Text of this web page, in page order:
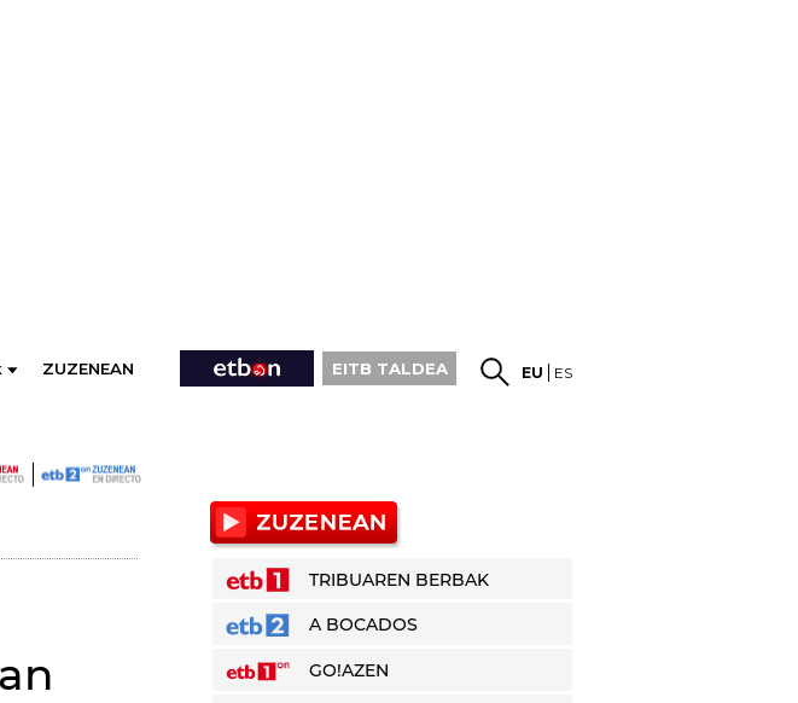
ZUZENEAN EITB TALDEA EU ES
TRIBUAREN BERBAK
A BOCADOS
GO!AZEN